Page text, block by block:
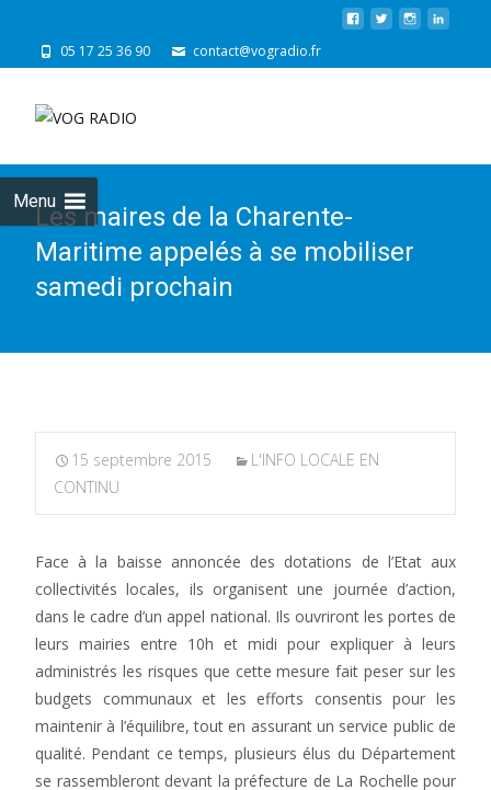
05 17 25 36 90 contact@vogradio.fr
Menu
Les maires de la Charente-
Maritime appelés à se mobiliser
samedi prochain
15 septembre 2015
L'INFO LOCALE EN
CONTINU
Face à la baisse annoncée des dotations de l’Etat aux
collectivités locales, ils organisent une journée d’action,
dans le cadre d’un appel national. Ils ouvriront les portes de
leurs mairies entre 10h et midi pour expliquer à leurs
administrés les risques que cette mesure fait peser sur les
budgets communaux et les efforts consentis pour les
maintenir à l’équilibre, tout en assurant un service public de
qualité. Pendant ce temps, plusieurs élus du Département
se rassembleront devant la préfecture de La Rochelle pour